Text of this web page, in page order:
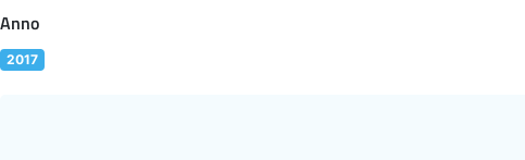
Anno
2017